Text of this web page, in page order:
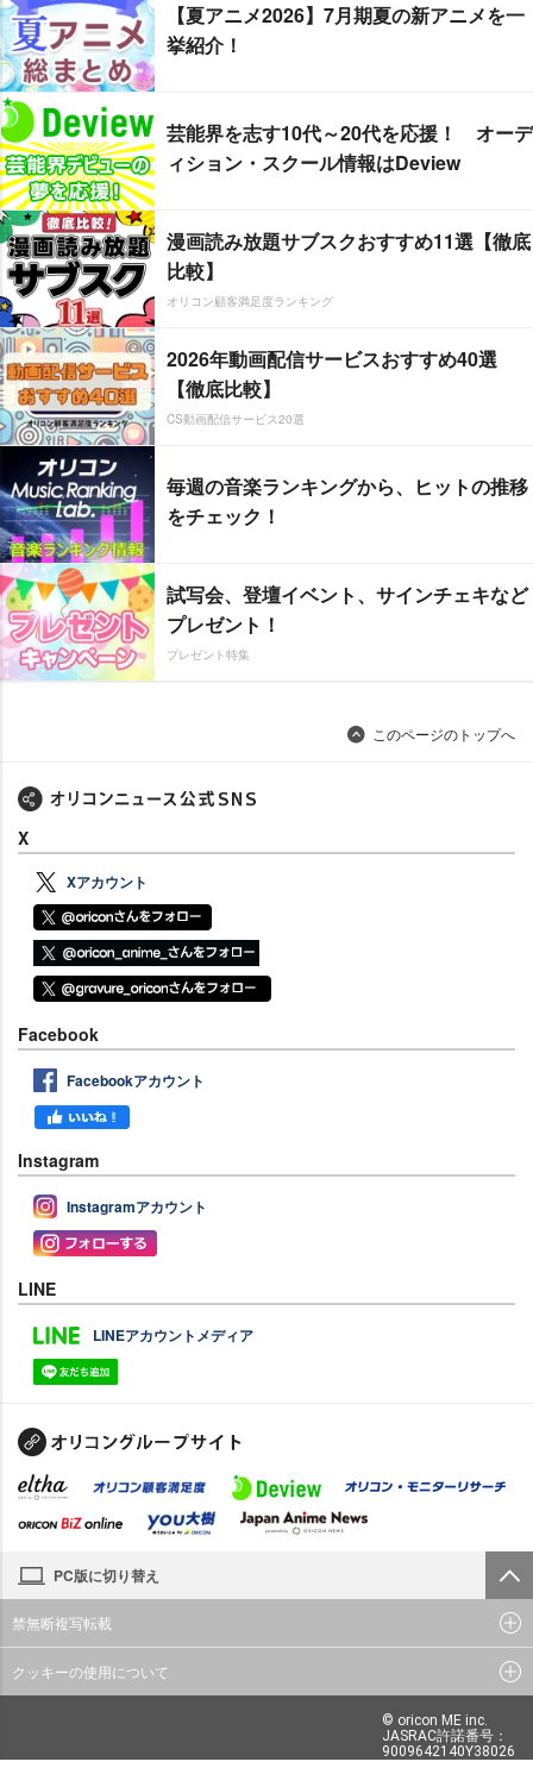
【夏アニメ2026】7月期夏の新アニメを一
挙紹介！
芸能界を志す10代～20代を応援！ オーデ
ィション・スクール情報はDeview
漫画読み放題サブスクおすすめ11選【徹底
比較】
オリコン顧客満足度ランキング
2026年動画配信サービスおすすめ40選
【徹底比較】
CS動画配信サービス20選
毎週の音楽ランキングから、ヒットの推移
をチェック！
試写会、登壇イベント、サインチェキなど
プレゼント！
プレゼント特集
このページのトップへ
X
Xアカウント
Facebook
Facebookアカウント
Instagram
Instagramアカウント
LINE
LINEアカウントメディア
PC版に切り替え
禁無断複写転載
クッキーの使用について
© oricon ME inc.
JASRAC許諾番号：
9009642140Y38026